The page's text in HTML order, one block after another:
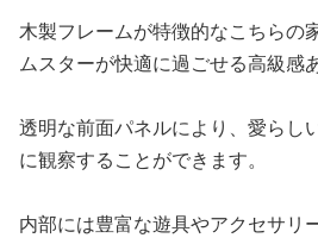
木製フレームが特徴的なこちらの
ムスターが快適に過ごせる高級感
透明な前面パネルにより、愛らし
に観察することができます。
内部には豊富な遊具やアクセサリ